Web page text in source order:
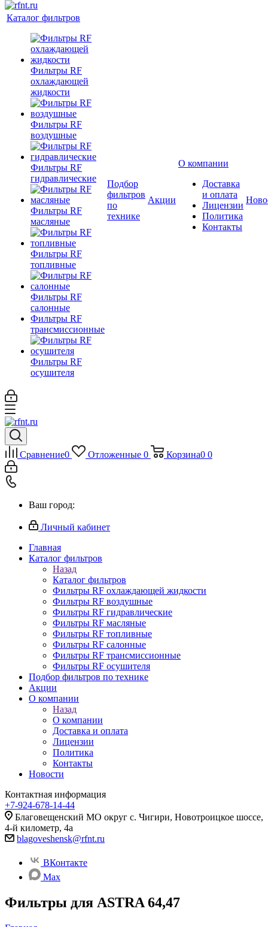
Каталог фильтров
Фильтры RF
охлаждающей
жидкости
Фильтры RF
воздушные
Фильтры RF
гидравлические
Фильтры RF
масляные
Фильтры RF
топливные
Фильтры RF
салонные
Фильтры RF
трансмиссионные
Фильтры RF
осушителя
Подбор
фильтров
по
технике
Акции
О компании
Доставка
и оплата
Лицензии
Политика
Контакты
Сравнение0 Отложенные 0 Корзина0 0
Ваш город:
Личный кабинет
Главная
Каталог фильтров
Назад
Каталог фильтров
Фильтры RF охлаждающей жидкости
Фильтры RF воздушные
Фильтры RF гидравлические
Фильтры RF масляные
Фильтры RF топливные
Фильтры RF салонные
Фильтры RF трансмиссионные
Фильтры RF осушителя
Подбор фильтров по технике
Акции
О компании
Назад
О компании
Доставка и оплата
Лицензии
Политика
Контакты
Новости
Контактная информация
+7-924-678-14-44‬
Благовещенский МО округ с. Чигири, Новотроицкое шоссе,
4-й километр, 4а
blagoveshensk@rfnt.ru
ВКонтакте
Max
Фильтры для ASTRA 64,47